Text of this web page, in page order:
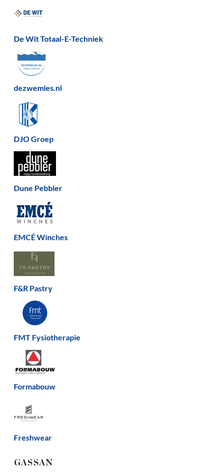
De Wit Totaal-E-Techniek
dezwemles.nl
DJO Groep
Dune Pebbler
EMCÉ Winches
F&R Pastry
FMT Fysiotherapie
Formabouw
Freshwear